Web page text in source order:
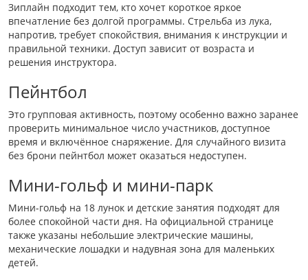
Зиплайн подходит тем, кто хочет короткое яркое
впечатление без долгой программы. Стрельба из лука,
напротив, требует спокойствия, внимания к инструкции и
правильной техники. Доступ зависит от возраста и
решения инструктора.
Пейнтбол
Это групповая активность, поэтому особенно важно заранее
проверить минимальное число участников, доступное
время и включённое снаряжение. Для случайного визита
без брони пейнтбол может оказаться недоступен.
Мини-гольф и мини-парк
Мини-гольф на 18 лунок и детские занятия подходят для
более спокойной части дня. На официальной странице
также указаны небольшие электрические машины,
механические лошадки и надувная зона для маленьких
детей.